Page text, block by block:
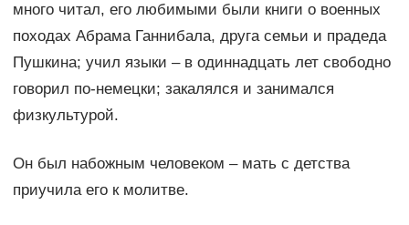
много читал, его любимыми были книги о военных
походах Абрама Ганнибала, друга семьи и прадеда
Пушкина; учил языки – в одиннадцать лет свободно
говорил по-немецки; закалялся и занимался
физкультурой.
Он был набожным человеком – мать с детства
приучила его к молитве.